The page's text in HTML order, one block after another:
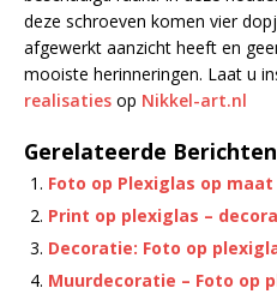
deze schroeven komen vier
afgewerkt aanzicht heeft en
mooiste herinneringen. Laat u
realisaties op Nikkel-art.nl
Gerelateerde
Foto op Plexiglas op maat
Print op plexiglas –
Decoratie: Foto op
Muurdecoratie – Foto op